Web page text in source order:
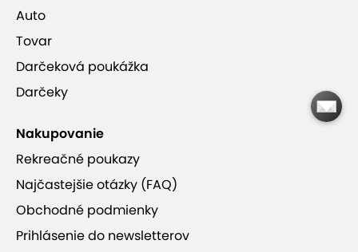
Auto
Tovar
Darčeková poukážka
Darčeky
Nakupovanie
Rekreačné poukazy
Najčastejšie otázky (FAQ)
Obchodné podmienky
Prihlásenie do newsletterov